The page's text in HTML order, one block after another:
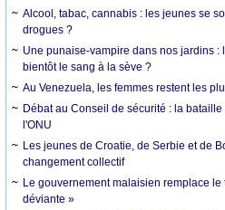
Alcool, tabac, cannabis : les jeunes se
drogues ?
Une punaise-vampire dans nos jardins :
bientôt le sang à la sève ?
Au Venezuela, les femmes restent les
Débat au Conseil de sécurité : la
l'ONU
Les jeunes de Croatie, de Serbie et de
changement collectif
Le gouvernement malaisien remplace le
déviante »